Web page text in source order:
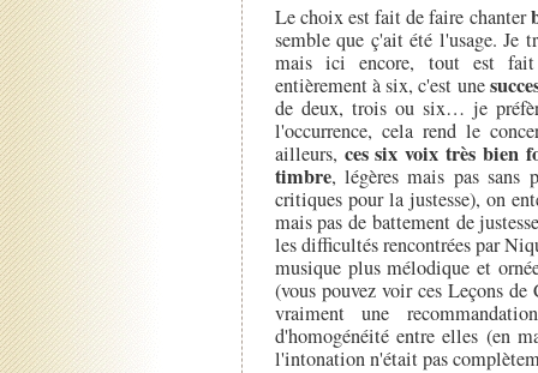
Le choix est fait de faire chanter
semble que ç'ait été l'usage. Je
mais ici encore, tout est fait
entièrement à six, c'est une
de deux, trois ou six… je
l'occurrence, cela rend le
ailleurs, ces six voix très bien
timbre, légères mais pas sans
critiques pour la justesse), on
mais pas de battement de
les difficultés rencontrées par
musique plus mélodique et
(vous pouvez voir ces Leçons
vraiment une
d'homogénéité entre elles (en
l'intonation n'était pas